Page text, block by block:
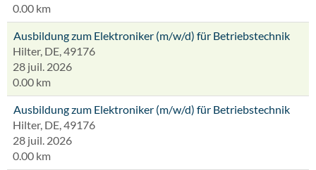
0.00 km
Ausbildung zum Elektroniker (m/w/d) für Betriebstechnik
Hilter, DE, 49176
28 juil. 2026
0.00 km
Ausbildung zum Elektroniker (m/w/d) für Betriebstechnik
Hilter, DE, 49176
28 juil. 2026
0.00 km